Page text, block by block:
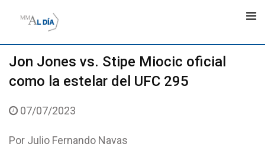
Jon Jones vs. Stipe Miocic oficial
como la estelar del UFC 295
07/07/2023
Por Julio Fernando Navas